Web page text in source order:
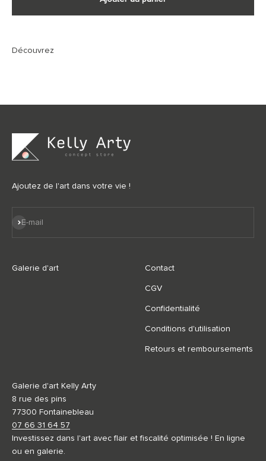
Ajoutez de l'art dans votre vie !
E-mail
S'inscrire
Galerie d'art Contact
CGV
Confidentialité
Conditions d'utilisation
Retours et remboursements
Galerie d'art Kelly Arty
8 rue des pins
77300 Fontainebleau
07 66 31 64 57
Investissez dans l'art avec flair et fiscalité optimisée ! En ligne
ou en galerie.